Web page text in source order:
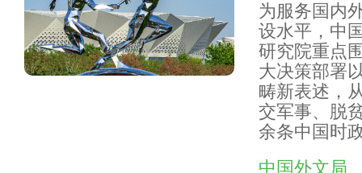
为服务国内
设水平，中
研究院重点
大决策部署
畴新表述，
交军事、脱
余条中国时
中国外文局